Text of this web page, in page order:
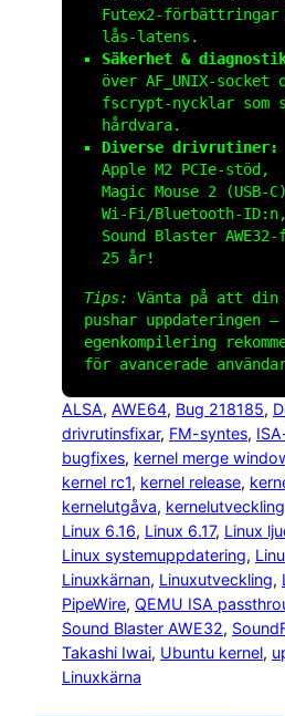
Futex2‑förbättringar
lås‑latens.
Säkerhet &
över AF_UNIX‑socket
fscrypt‑nycklar som
hårdvara.
Diverse drivrutiner:
Apple M2 PCIe‑stöd,
Magic Mouse 2
Wi‑Fi/Bluetooth‑ID:n,
Sound Blaster
25 år!
Tips:
Vänta på att
pushar uppdateringen –
egenkompilering
för avancerade
ALSA, AWE64, Bug 218185,
drivrutinsfixar, FM-syntes,
bugfixes, kernel merge
kernel rc1, kernel release,
kernelutgåva, kernelutveckling
Linux 6.16, Linux 6.17, Linux
Linux systemuppdatering,
Linuxkärnan, Linuxutveckling,
PipeWire, QEMU ISA
Sound Blaster AWE32,
Takashi Iwai, Ubuntu kernel,
Linuxkärna